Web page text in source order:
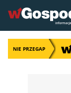
NIE PRZEGAP